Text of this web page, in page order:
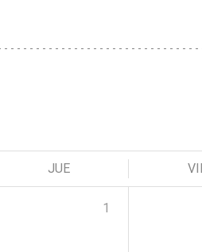
JUE
1